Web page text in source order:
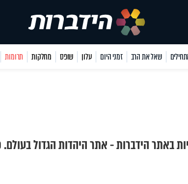
שאל את הרב זמני היום עלון שופס מחלקות תרומות
באתר הידברות - אתר היהדות הגדול בעולם.